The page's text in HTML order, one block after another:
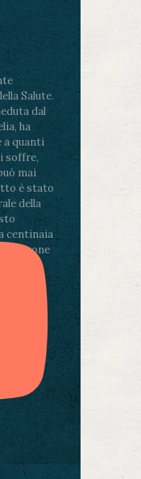
Salute.
dal
ha
quanti
soffre,
mai
è stato
della
centinaia
persone